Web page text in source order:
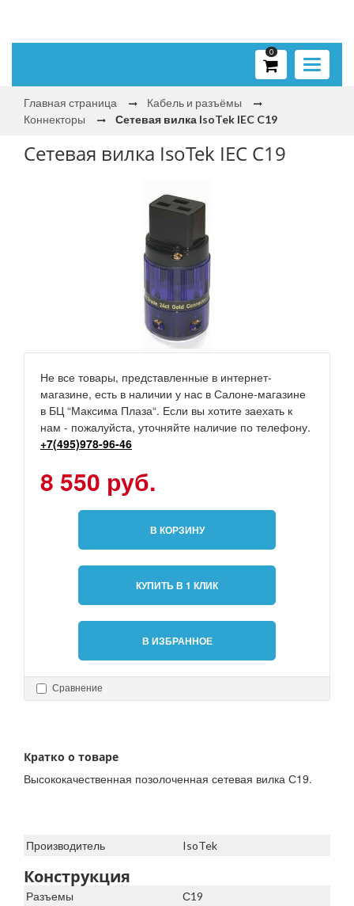
Toggle
0
Главная страница
Кабель и разъёмы
Коннекторы
Сетевая вилка IsoTek IEC C19
Сетевая вилка IsoTek IEC C19
Не все товары, представленные в интернет-
магазине, есть в наличии у нас в Салоне-магазине
в БЦ “Максима Плаза“. Если вы хотите заехать к
нам - пожалуйста, уточняйте наличие по телефону.
+7(495)978-96-46
8 550 руб.
В КОРЗИНУ
КУПИТЬ В 1 КЛИК
В ИЗБРАННОЕ
Сравнение
Кратко о товаре
Высококачественная позолоченная сетевая вилка С19.
Производитель IsoTek
Конструкция
Разъемы С19